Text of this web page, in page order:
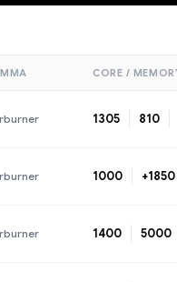
CORE /
1305 810
1000 +1850
1400 5000